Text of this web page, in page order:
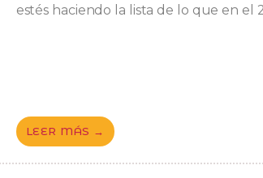
estés haciendo la lista de lo que en el
LEER MÁS →